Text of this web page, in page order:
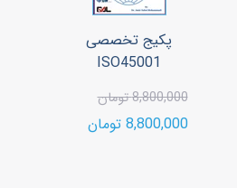
پکیج تخصصی
ISO45001
8,800,000 تومان
8,800,000 تومان